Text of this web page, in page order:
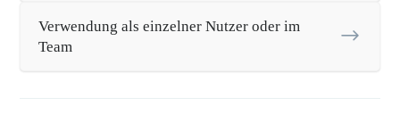
Verwendung als einzelner Nutzer oder im
Team